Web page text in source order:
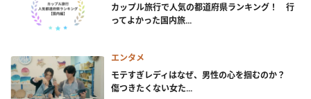
カップル旅行で人気の都道府県ランキング！ 行
ってよかった国内旅...
エンタメ
モテすぎレディはなぜ、男性の心を掴むのか？
傷つきたくない女た...